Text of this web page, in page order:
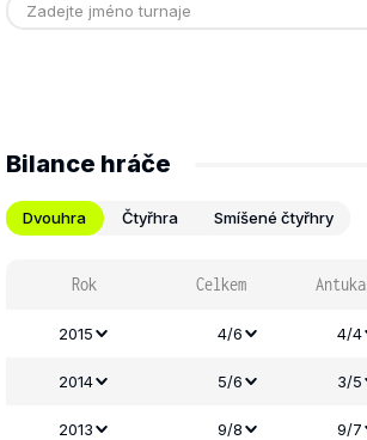
Bilance hráče
Dvouhra Čtyřhra Smíšené čtyřhry
Rok Celkem Antuka
2015 4/6 4/4
2014 5/6 3/5
2013 9/8 9/7